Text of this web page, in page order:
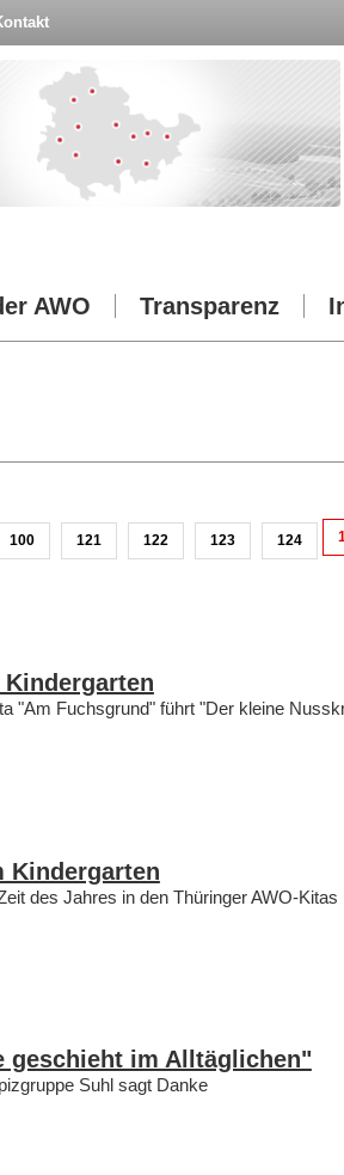
AWO Transparenz
100 121 122 123 124
"Am Fuchsgrund" führt "Der kleine
Kindergarten
des Jahres in den Thüringer AWO-Kitas
geschieht im Alltäglichen"
Suhl sagt Danke